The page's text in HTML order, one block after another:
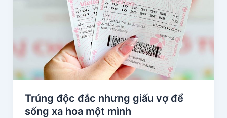
Trúng độc đắc nhưng giấu vợ để
sống xa hoa một mình